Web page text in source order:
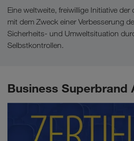
Eine weltweite, freiwillige Initiative
mit dem Zweck einer Verbesserung
Sicherheits- und Umweltsituation
Selbstkontrollen.
Business Superbrand